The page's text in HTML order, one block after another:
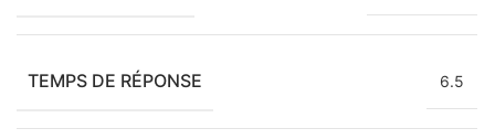
TEMPS DE RÉPONSE 6.5